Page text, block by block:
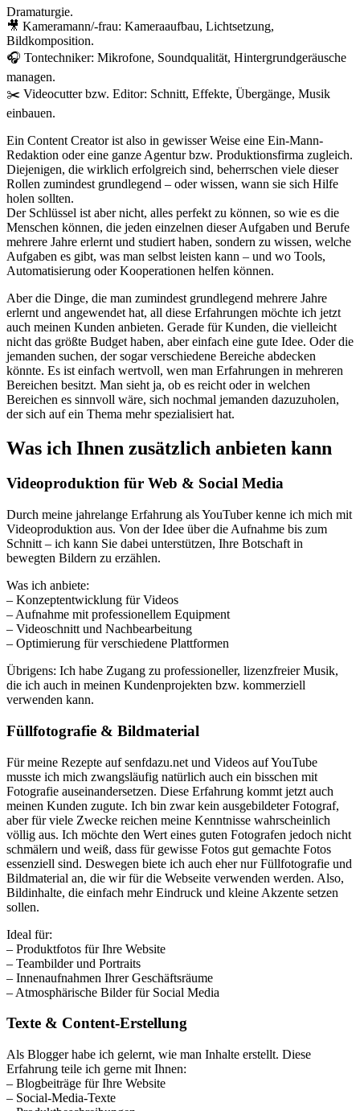
Dramaturgie.
🎥 Kameramann/-frau: Kameraaufbau, Lichtsetzung,
Bildkomposition.
🎧 Tontechniker: Mikrofone, Soundqualität, Hintergrundgeräusche
managen.
✂️ Videocutter bzw. Editor: Schnitt, Effekte, Übergänge, Musik
einbauen.
Ein Content Creator ist also in gewisser Weise eine Ein-Mann-
Redaktion oder eine ganze Agentur bzw. Produktionsfirma zugleich.
Diejenigen, die wirklich erfolgreich sind, beherrschen viele dieser
Rollen zumindest grundlegend – oder wissen, wann sie sich Hilfe
holen sollten.
Der Schlüssel ist aber nicht, alles perfekt zu können, so wie es die
Menschen können, die jeden einzelnen dieser Aufgaben und Berufe
mehrere Jahre erlernt und studiert haben, sondern zu wissen, welche
Aufgaben es gibt, was man selbst leisten kann – und wo Tools,
Automatisierung oder Kooperationen helfen können.
Aber die Dinge, die man zumindest grundlegend mehrere Jahre
erlernt und angewendet hat, all diese Erfahrungen möchte ich jetzt
auch meinen Kunden anbieten. Gerade für Kunden, die vielleicht
nicht das größte Budget haben, aber einfach eine gute Idee. Oder die
jemanden suchen, der sogar verschiedene Bereiche abdecken
könnte. Es ist einfach wertvoll, wen man Erfahrungen in mehreren
Bereichen besitzt. Man sieht ja, ob es reicht oder in welchen
Bereichen es sinnvoll wäre, sich nochmal jemanden dazuzuholen,
der sich auf ein Thema mehr spezialisiert hat.
Was ich Ihnen zusätzlich anbieten kann
Videoproduktion für Web & Social Media
Durch meine jahrelange Erfahrung als YouTuber kenne ich mich mit
Videoproduktion aus. Von der Idee über die Aufnahme bis zum
Schnitt – ich kann Sie dabei unterstützen, Ihre Botschaft in
bewegten Bildern zu erzählen.
Was ich anbiete:
– Konzeptentwicklung für Videos
– Aufnahme mit professionellem Equipment
– Videoschnitt und Nachbearbeitung
– Optimierung für verschiedene Plattformen
Übrigens: Ich habe Zugang zu professioneller, lizenzfreier Musik,
die ich auch in meinen Kundenprojekten bzw. kommerziell
verwenden kann.
Füllfotografie & Bildmaterial
Für meine Rezepte auf senfdazu.net und Videos auf YouTube
musste ich mich zwangsläufig natürlich auch ein bisschen mit
Fotografie auseinandersetzen. Diese Erfahrung kommt jetzt auch
meinen Kunden zugute. Ich bin zwar kein ausgebildeter Fotograf,
aber für viele Zwecke reichen meine Kenntnisse wahrscheinlich
völlig aus. Ich möchte den Wert eines guten Fotografen jedoch nicht
schmälern und weiß, dass für gewisse Fotos gut gemachte Fotos
essenziell sind. Deswegen biete ich auch eher nur Füllfotografie und
Bildmaterial an, die wir für die Webseite verwenden werden. Also,
Bildinhalte, die einfach mehr Eindruck und kleine Akzente setzen
sollen.
Ideal für:
– Produktfotos für Ihre Website
– Teambilder und Portraits
– Innenaufnahmen Ihrer Geschäftsräume
– Atmosphärische Bilder für Social Media
Texte & Content-Erstellung
Als Blogger habe ich gelernt, wie man Inhalte erstellt. Diese
Erfahrung teile ich gerne mit Ihnen:
– Blogbeiträge für Ihre Website
– Social-Media-Texte